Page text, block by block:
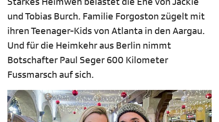
und Tobias Burch. Familie Forgoston zügelt mit
ihren Teenager-Kids von Atlanta in den Aargau.
Und für die Heimkehr aus Berlin nimmt
Botschafter Paul Seger 600 Kilometer
Fussmarsch auf sich.